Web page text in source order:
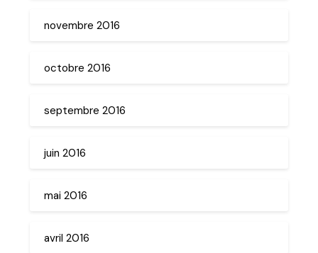
novembre 2016
octobre 2016
septembre 2016
juin 2016
mai 2016
avril 2016